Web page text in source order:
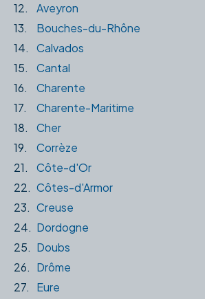
12.
Aveyron
13.
Bouches-du-Rhône
14.
Calvados
15.
Cantal
16.
Charente
17.
Charente-Maritime
18.
Cher
19.
Corrèze
21.
Côte-d'Or
22. Côtes-d'Armor
23. Creuse
24. Dordogne
25. Doubs
26. Drôme
27.
Eure